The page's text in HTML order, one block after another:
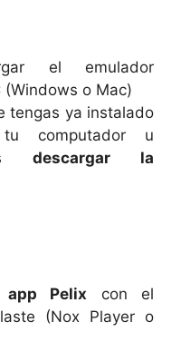
el emulador
(Windows o Mac)
tengas ya instalado
computador u
descargar la
app Pelix con el
(Nox Player o